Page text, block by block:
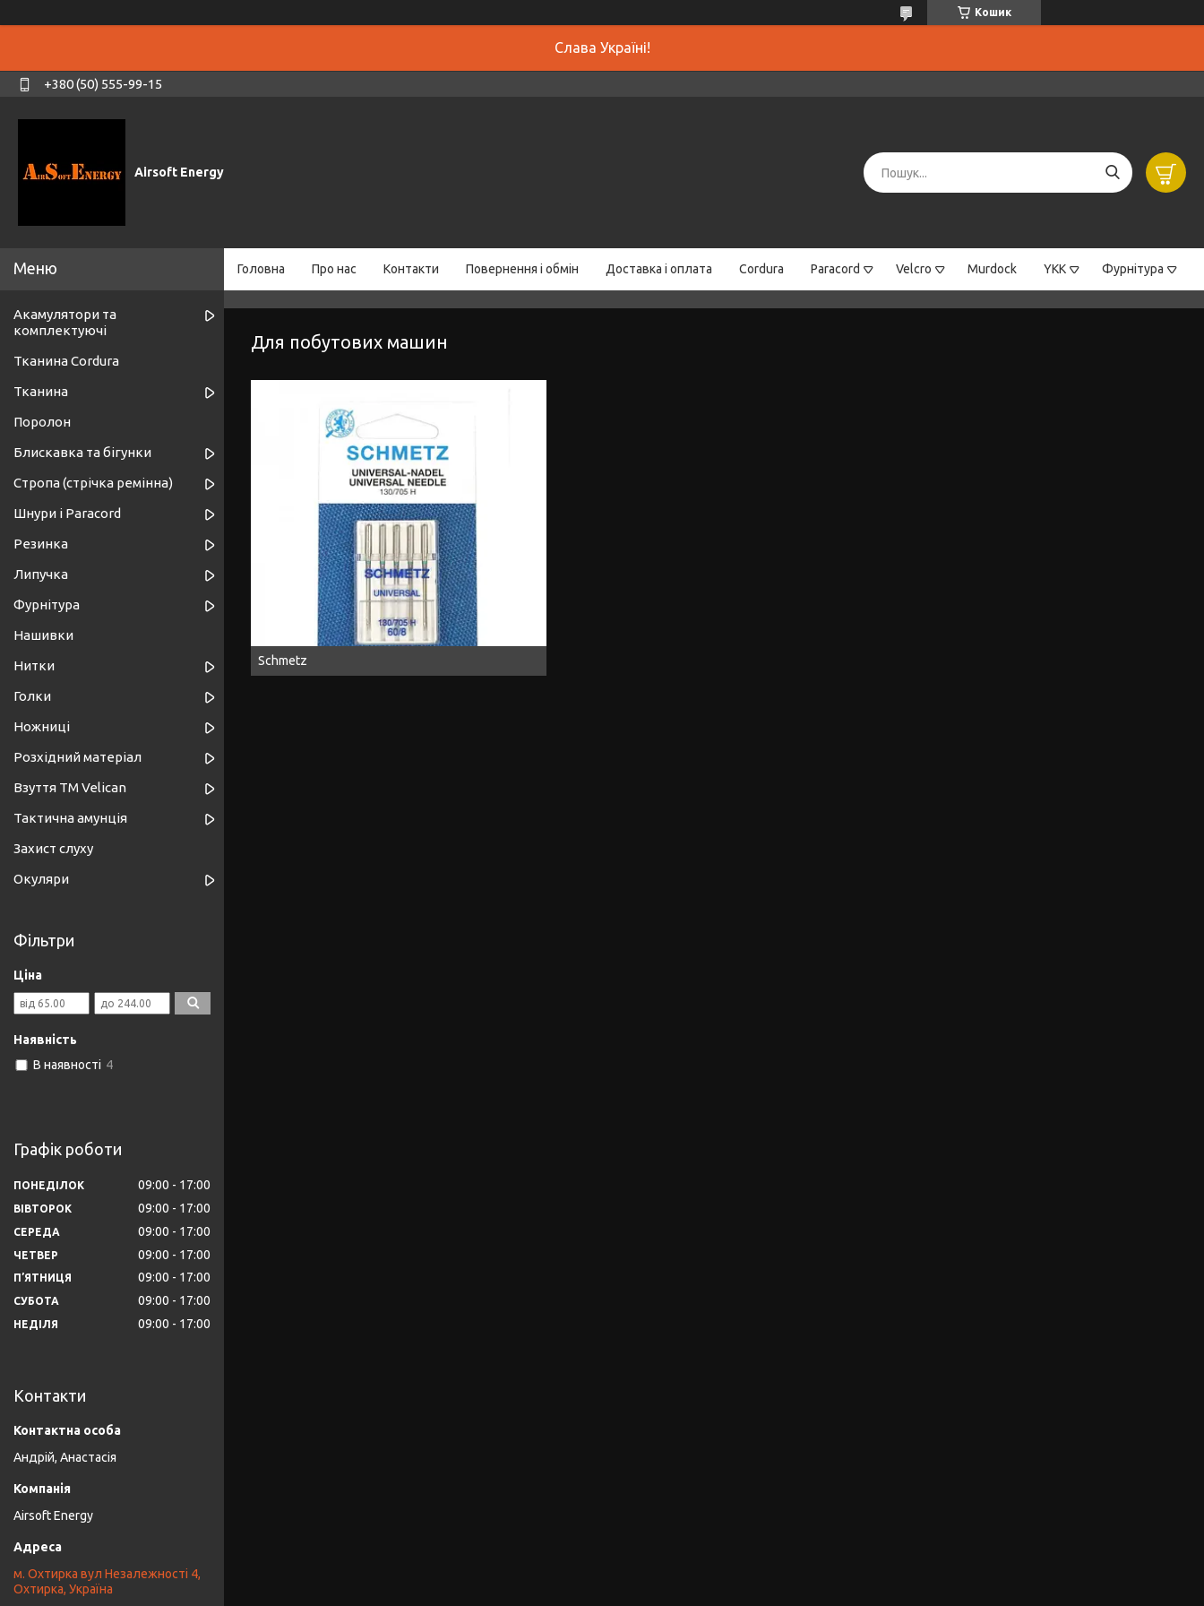
Кошик
Слава Україні!
+380 (50) 555-99-15
Airsoft Energy
Головна Про нас Контакти Повернення і обмін Доставка і оплата Cordura Paracord Velcro Murdock YKK Фурнітура
Для побутових машин
Schmetz
Акамулятори та
комплектуючі
Тканина Cordura
Тканина
Поролон
Блискавка та бігунки
Стропа (стрічка ремінна)
Шнури і Paracord
Резинка
Липучка
Фурнітура
Нашивки
Нитки
Голки
Ножниці
Розхідний матеріал
Взуття ТМ Velican
Тактична амунція
Захист слуху
Окуляри
Фільтри
Ціна
Наявність
В наявності 4
Графік роботи
ПОНЕДІЛОК 09:00 17:00
ВІВТОРОК 09:00 17:00
СЕРЕДА 09:00 17:00
ЧЕТВЕР 09:00 17:00
ПʼЯТНИЦЯ 09:00 17:00
СУБОТА 09:00 17:00
НЕДІЛЯ 09:00 17:00
Контакти
Андрій, Анастасія
Airsoft Energy
м. Охтирка вул Незалежності 4,
Охтирка, Україна